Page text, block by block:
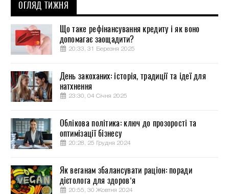
ОГЛЯД ТИЖНЯ
Що таке рефінансування кредиту і як воно
допомагає заощадити?
20:33, 31 Березня 2025
День закоханих: історія, традиції та ідеї для
натхнення
23:30, 04 Січня 2025
Облікова політика: ключ до прозорості та
оптимізації бізнесу
20:28, 25 Грудня 2024
Як веганам збалансувати раціон: поради
дієтолога для здоров’я
20:55, 30 Жовтня 2024